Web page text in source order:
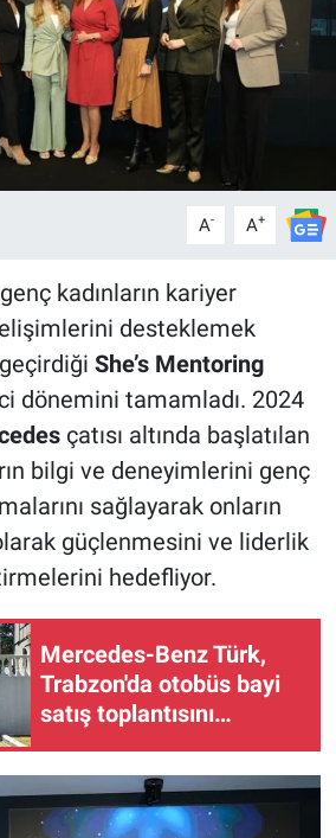
A- A+
kadınların kariyer
desteklemek
She’s Mentoring
dönemini tamamladı. 2024
çatısı altında başlatılan
bilgi ve deneyimlerini genç
sağlayarak onların
güçlenmesini ve liderlik
hedefliyor.
Mercedes-Benz Türk,
Trabzon'da otobüs bayi
satış toplantısını